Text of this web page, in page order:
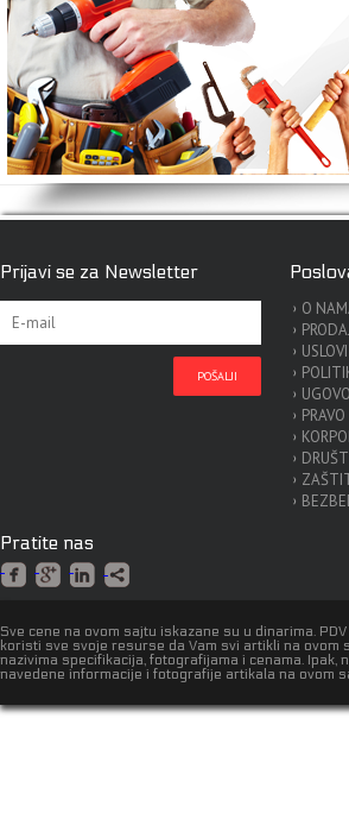
Prijavi se za Newsletter
O
Pratite nas
Sve cene na ovom sajtu iskazane su u dinarima.
koristi sve svoje resurse da Vam svi artikli na ovom
nazivima specifikacija, fotografijama i cenama. Ipak,
navedene informacije i fotografije artikala na ovom